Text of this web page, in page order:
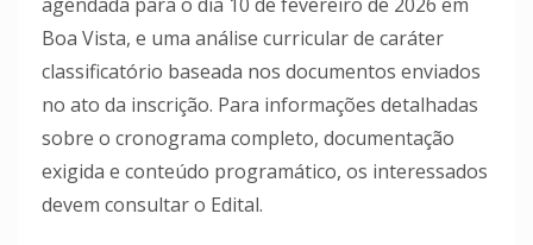
Boa Vista, e uma análise curricular de caráter
classificatório baseada nos documentos enviados
no ato da inscrição. Para informações detalhadas
sobre o cronograma completo, documentação
exigida e conteúdo programático, os interessados
devem consultar o Edital.